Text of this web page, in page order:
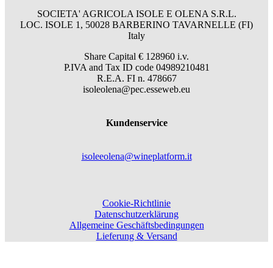
SOCIETA' AGRICOLA ISOLE E OLENA S.R.L.
LOC. ISOLE 1, 50028 BARBERINO TAVARNELLE (FI)
Italy
Share Capital € 128960 i.v.
P.IVA and Tax ID code 04989210481
R.E.A. FI n. 478667
isoleolena@pec.esseweb.eu
Kundenservice
isoleeolena@wineplatform.it
Cookie-Richtlinie
Datenschutzerklärung
Allgemeine Geschäftsbedingungen
Lieferung & Versand